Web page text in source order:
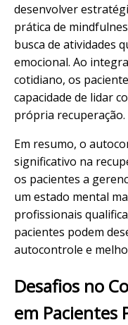
desenvolver
prática de
busca de atividades
emocional. Ao
cotidiano, os
capacidade de lidar
própria recuperação.
Em resumo, o
significativo na
os pacientes a
um estado mental
profissionais
pacientes podem
autocontrole e
Desafios no
em Pacientes